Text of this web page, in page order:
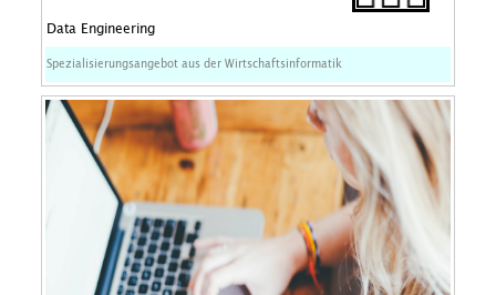
Data Engineering
Spezialisierungsangebot aus der Wirtschaftsinformatik